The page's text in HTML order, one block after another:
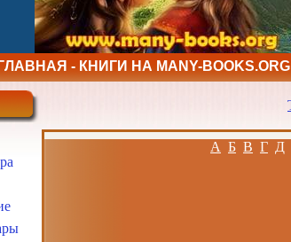
ГЛАВНАЯ - КНИГИ НА MANY-BOOKS.ORG
А Б В Г Д